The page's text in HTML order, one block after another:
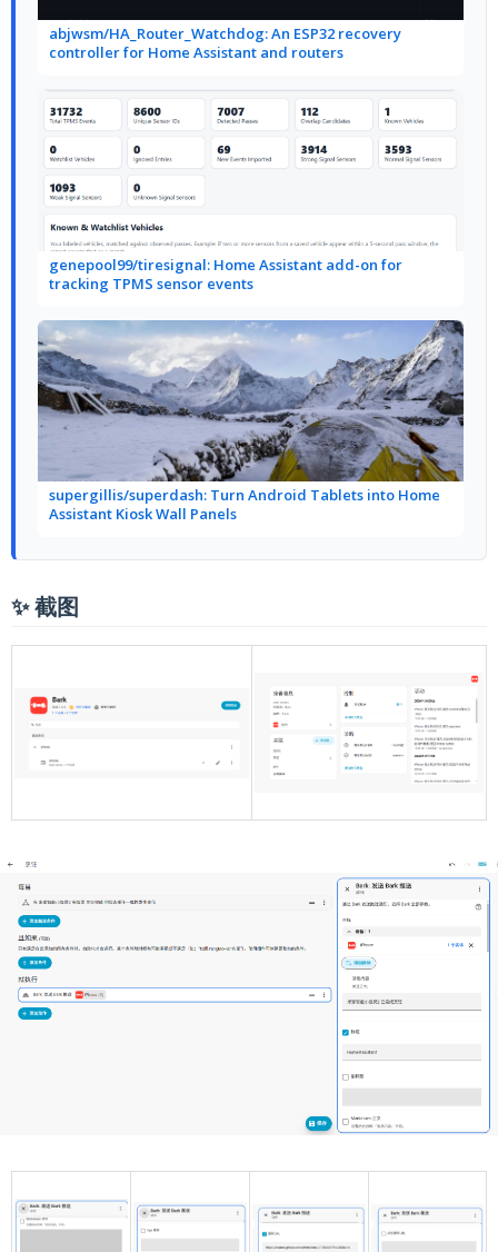
abjwsm/HA_Router_Watchdog: An ESP32 recovery
controller for Home Assistant and routers
genepool99/tiresignal: Home Assistant add-on for
tracking TPMS sensor events
supergillis/superdash: Turn Android Tablets into Home
Assistant Kiosk Wall Panels
✨ 截图